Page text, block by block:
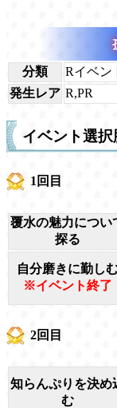
分類
Rイベン
発生レア R,PR
イベント選
1回目
覆水の魅力につい
探る
自分磨きに勤し
※イベント終了
2回目
知らんぷりを決め
む